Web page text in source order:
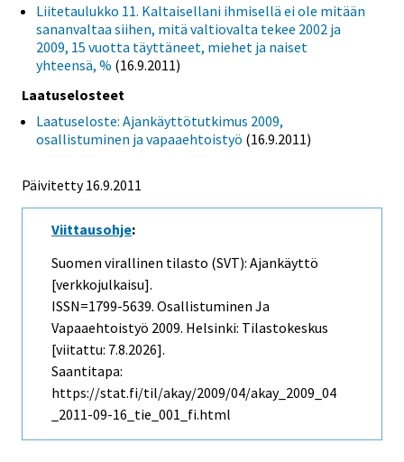
Liitetaulukko 11. Kaltaisellani ihmisellä ei ole mitään
sananvaltaa siihen, mitä valtiovalta tekee 2002 ja
2009, 15 vuotta täyttäneet, miehet ja naiset
yhteensä, % (16.9.2011)
Laatuselosteet
Laatuseloste: Ajankäyttötutkimus 2009,
osallistuminen ja vapaaehtoistyö (16.9.2011)
Päivitetty 16.9.2011
Viittausohje:
Suomen virallinen tilasto (SVT): Ajankäyttö
[verkkojulkaisu].
ISSN=1799-5639. Osallistuminen Ja
Vapaaehtoistyö 2009. Helsinki: Tilastokeskus
[viitattu: 7.8.2026].
Saantitapa:
https://stat.fi/til/akay/2009/04/akay_2009_04
_2011-09-16_tie_001_fi.html